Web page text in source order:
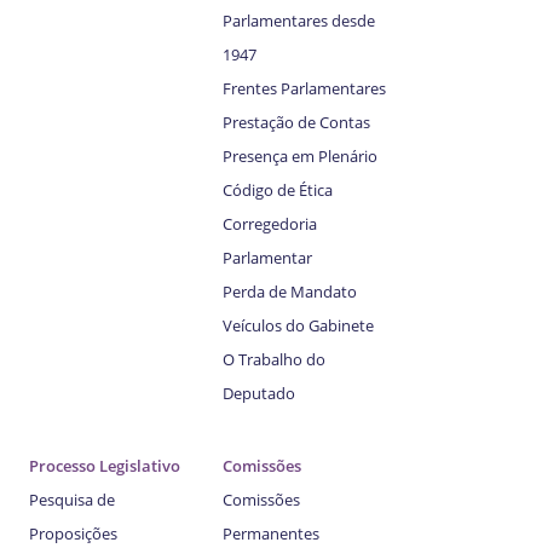
Parlamentares desde
1947
Frentes Parlamentares
Prestação de Contas
Presença em Plenário
Código de Ética
Corregedoria
Parlamentar
Perda de Mandato
Veículos do Gabinete
O Trabalho do
Deputado
Processo Legislativo
Pesquisa de
Proposições
Comissões
Comissões
Permanentes